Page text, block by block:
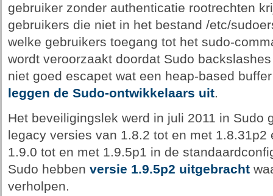
gebruiker zonder authenticatie rootrechten
gebruikers die niet in het bestand /etc/
welke gebruikers toegang tot het sudo-
wordt veroorzaakt doordat Sudo
niet goed escapet wat een heap-based
leggen de Sudo-ontwikkelaars uit.
Het beveiligingslek werd in juli 2011 in Sudo
legacy versies van 1.8.2 tot en met
1.9.0 tot en met 1.9.5p1 in de
Sudo hebben versie 1.9.5p2 uitgebracht
verholpen.